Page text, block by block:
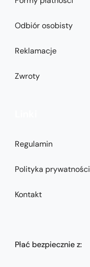
Odbiór osobisty
Reklamacje
Zwroty
Regulamin
Polityka prywatności
Kontakt
Płać bezpiecznie z: